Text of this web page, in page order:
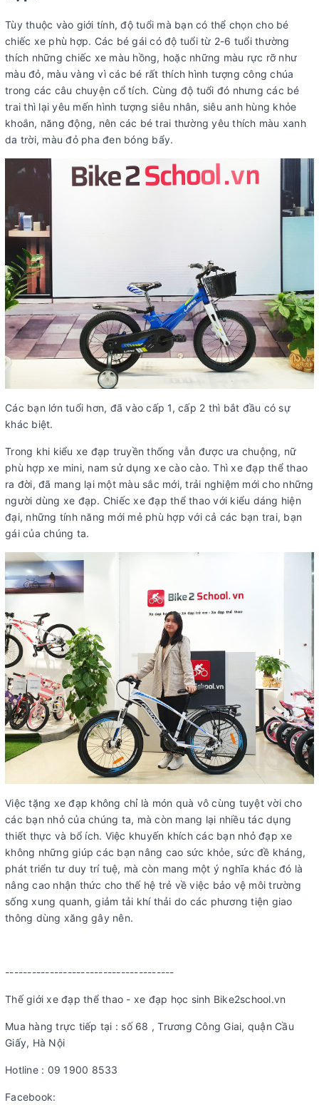
Tùy thuộc vào giới tính, độ tuổi mà bạn có thể chọn cho bé
chiếc xe phù hợp. Các bé gái có độ tuổi từ 2-6 tuổi thường
thích những chiếc xe màu hồng, hoặc những màu rực rỡ như
màu đỏ, màu vàng vì các bé rất thích hình tượng công chúa
trong các câu chuyện cổ tích. Cùng độ tuổi đó nhưng các bé
trai thì lại yêu mến hình tượng siêu nhân, siêu anh hùng khỏe
khoắn, năng động, nên các bé trai thường yêu thích màu xanh
da trời, màu đỏ pha đen bóng bẩy.
Các bạn lớn tuổi hơn, đã vào cấp 1, cấp 2 thì bắt đầu có sự
khác biệt.
Trong khi kiểu xe đạp truyền thống vẫn được ưa chuộng, nữ
phù hợp xe mini, nam sử dụng xe cào cào. Thì xe đạp thể thao
ra đời, đã mang lại một màu sắc mới, trải nghiệm mới cho những
người dùng xe đạp. Chiếc xe đạp thể thao với kiểu dáng hiện
đại, những tính năng mới mẻ phù hợp với cả các bạn trai, bạn
gái của chúng ta.
Việc tặng xe đạp không chỉ là món quà vô cùng tuyệt vời cho
các bạn nhỏ của chúng ta, mà còn mang lại nhiều tác dụng
thiết thực và bổ ích. Việc khuyến khích các bạn nhỏ đạp xe
không những giúp các bạn nâng cao sức khỏe, sức đề kháng,
phát triển tư duy trí tuệ, mà còn mang một ý nghĩa khác đó là
nâng cao nhận thức cho thế hệ trẻ về việc bảo vệ môi trường
sống xung quanh, giảm tải khí thải do các phương tiện giao
thông dùng xăng gây nên.
--------------------------------------
Thế giới xe đạp thể thao - xe đạp học sinh Bike2school.vn
Mua hàng trực tiếp tại : số 68 , Trương Công Giai, quận Cầu
Giấy, Hà Nội
Hotline : 09 1900 8533
Facebook: